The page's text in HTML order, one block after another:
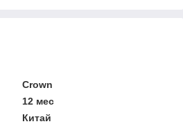
Crown
12 мес
Китай